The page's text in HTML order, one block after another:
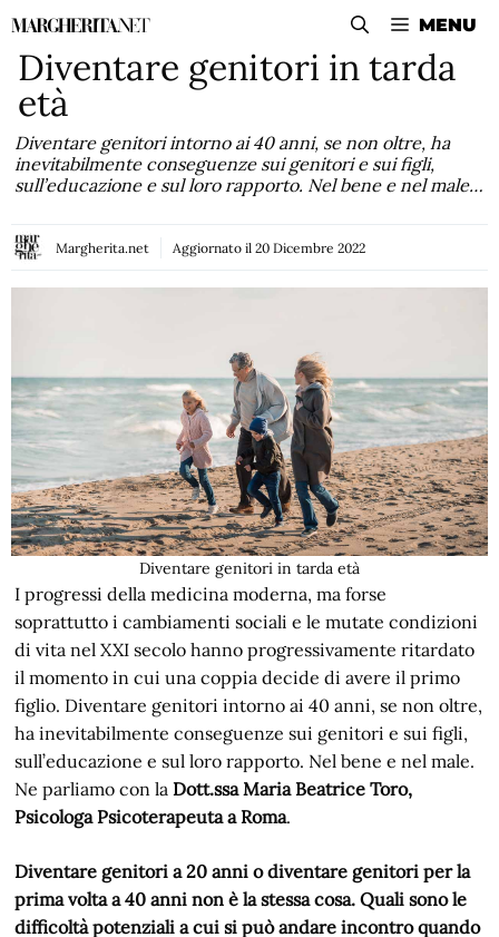
Vai
contenuto
MENU
Diventare genitori in tarda
età
Diventare genitori intorno ai 40 anni, se non oltre, ha
inevitabilmente conseguenze sui genitori e sui figli,
sull’educazione e sul loro rapporto. Nel bene e nel male…
Margherita.net Aggiornato il 20 Dicembre 2022
Diventare genitori in tarda età
I progressi della medicina moderna, ma forse
soprattutto i cambiamenti sociali e le mutate condizioni
di vita nel XXI secolo hanno progressivamente ritardato
il momento in cui una coppia decide di avere il primo
figlio. Diventare genitori intorno ai 40 anni, se non oltre,
ha inevitabilmente conseguenze sui genitori e sui figli,
sull’educazione e sul loro rapporto. Nel bene e nel male.
Ne parliamo con laDott.ssa Maria Beatrice Toro,
Psicologa Psicoterapeuta a Roma.
Diventare genitori a 20 anni o diventare genitori per la
prima volta a 40 anni non è la stessa cosa. Quali sono le
difficoltà potenziali a cui si può andare incontro quando